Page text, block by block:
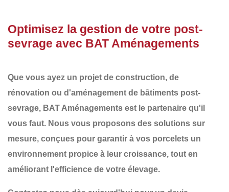
Optimisez la gestion de votre post-
sevrage avec BAT Aménagements
Que vous ayez un projet de construction, de
rénovation ou d'aménagement de bâtiments post-
sevrage, BAT Aménagements est le partenaire qu'il
vous faut. Nous vous proposons des solutions sur
mesure, conçues pour garantir à vos porcelets un
environnement propice à leur croissance, tout en
améliorant l'efficience de votre élevage.